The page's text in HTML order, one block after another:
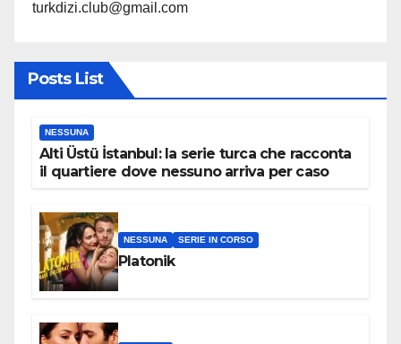
turkdizi.club@gmail.com
Posts List
NESSUNA
Alti Üstü İstanbul: la serie turca che racconta
il quartiere dove nessuno arriva per caso
NESSUNA SERIE IN CORSO
Platonik